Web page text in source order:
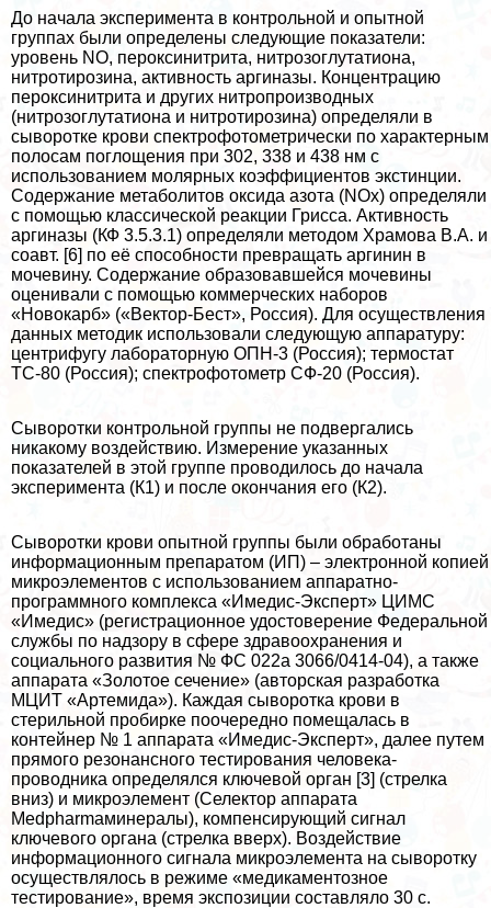
До начала эксперимента в контрольной и опытной
группах были определены следующие показатели:
уровень NO, пероксинитрита, нитрозоглутатиона,
нитротирозина, активность аргиназы. Концентрацию
пероксинитрита и других нитропроизводных
(нитрозоглутатиона и нитротирозина) определяли в
сыворотке крови спектрофотометрически по хаpaктерным
полосам поглощения при 302, 338 и 438 нм с
использованием молярных коэффициентов экстинции.
Содержание метаболитов оксида азота (NOх) определяли
с помощью классической реакции Грисса. Активность
аргиназы (КФ 3.5.3.1) определяли методом Храмова В.А. и
соавт. [6] по её способности превращать аргинин в
мочевину. Содержание образовавшейся мочевины
оценивали с помощью коммерческих наборов
«Новокарб» («Вектор-Бест», Россия). Для осуществления
данных методик использовали следующую аппаратуру:
центрифугу лабораторную ОПН-3 (Россия); термостат
ТС-80 (Россия); спектрофотометр СФ-20 (Россия).
Сыворотки контрольной группы не подвергались
никакому воздействию. Измерение указанных
показателей в этой группе проводилось до начала
эксперимента (К1) и после окончания его (К2).
Сыворотки крови опытной группы были обработаны
информационным препаратом (ИП) – электронной копией
микроэлементов с использованием аппаратно-
программного комплекса «Имедис-Эксперт» ЦИМС
«Имедис» (регистрационное удостоверение Федеральной
службы по надзору в сфере здравоохранения и
социального развития № ФС 022а 3066/0414-04), а также
аппарата «Золотое сечение» (авторская разработка
МЦИТ «Артемида»). Каждая сыворотка крови в
стерильной пробирке поочередно помещалась в
контейнер № 1 аппарата «Имедис-Эксперт», далее путем
прямого резонансного тестирования человека-
проводника определялся ключевой орган [3] (стрелка
вниз) и микроэлемент (Селектор аппарата
Medpharmaминералы), компенсирующий сигнал
ключевого органа (стрелка вверх). Воздействие
информационного сигнала микроэлемента на сыворотку
осуществлялось в режиме «медикаментозное
тестирование», время экспозиции составляло 30 с.